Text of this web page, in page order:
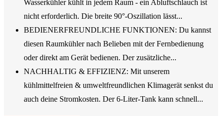
Wasserkühler kühlt in jedem Raum - ein Abluftschlauch ist
nicht erforderlich. Die breite 90°-Oszillation lässt...
BEDIENERFREUNDLICHE FUNKTIONEN: Du kannst
diesen Raumkühler nach Belieben mit der Fernbedienung
oder direkt am Gerät bedienen. Der zusätzliche...
NACHHALTIG & EFFIZIENZ: Mit unserem
kühlmittelfreien & umweltfreundlichen Klimagerät senkst du
auch deine Stromkosten. Der 6-Liter-Tank kann schnell...